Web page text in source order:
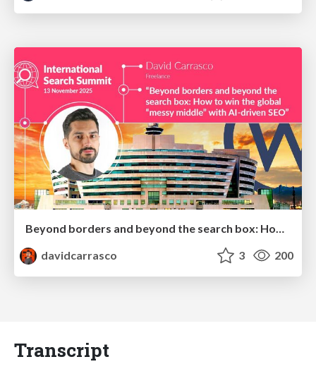
davidcarrasco
3 200
Transcript